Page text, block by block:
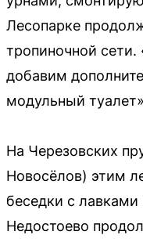
Лесопарке
тропиночной
добавим
модульный
На Черезовских
Новосёлов) этим
беседки с
Недостоево